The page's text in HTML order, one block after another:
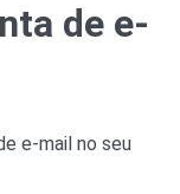
de e-
e-mail no seu